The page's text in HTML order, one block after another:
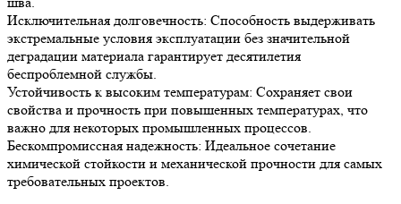
Исключительная долговечность: Способность выдерживать
экстремальные условия эксплуатации без значительной
деградации материала гарантирует десятилетия
беспроблемной службы.
Устойчивость к высоким температурам: Сохраняет свои
свойства и прочность при повышенных температурах, что
важно для некоторых промышленных процессов.
Бескомпромиссная надежность: Идеальное сочетание
химической стойкости и механической прочности для самых
требовательных проектов.